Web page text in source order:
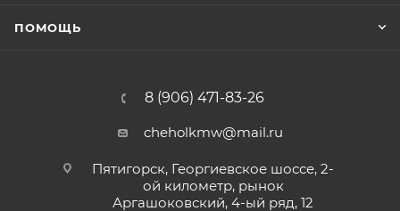
ПОМОЩЬ
8 (906) 471-83-26
cheholkmw@mail.ru
Пятигорск, Георгиевское шоссе, 2-
ой километр, рынок
Аргашоковский, 4-ый ряд, 12